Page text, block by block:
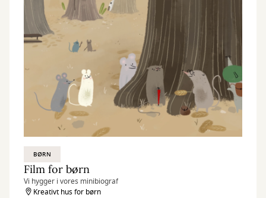
BØRN
Film for børn
Vi hygger i vores minibiograf
Kreativt hus for børn